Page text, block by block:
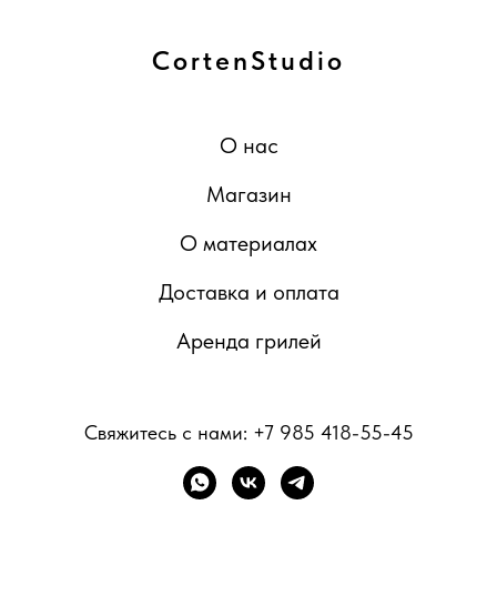
CortenStudio
О нас
Магазин
О материалах
Доставка и оплата
Аренда грилей
Свяжитесь с нами: +7 985 418-55-45